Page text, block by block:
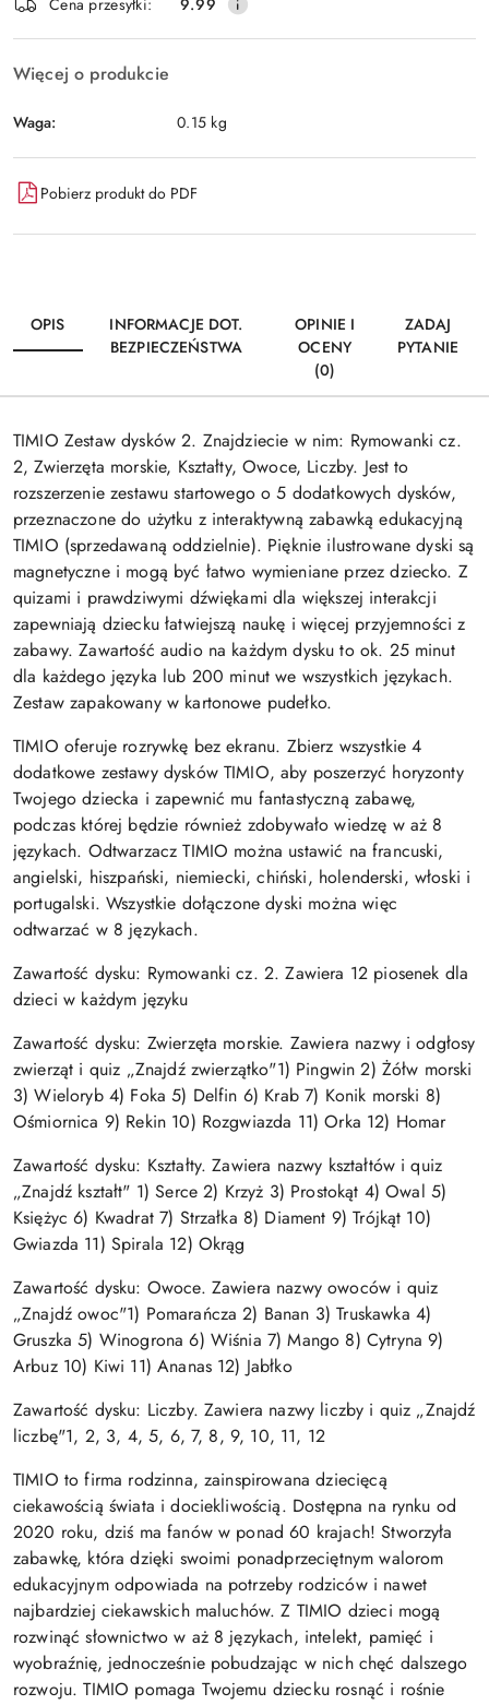
dostawa
Więcej o produkcie
Waga: 0.15 kg
Pobierz produkt do PDF
OPIS
INFORMACJE DOT.
BEZPIECZEŃSTWA
OPINIE I
OCENY
(0)
ZADAJ
PYTANIE
TIMIO Zestaw dysków 2. Znajdziecie w nim: Rymowanki cz.
2, Zwierzęta morskie, Kształty, Owoce, Liczby. Jest to
rozszerzenie zestawu startowego o 5 dodatkowych dysków,
przeznaczone do użytku z interaktywną zabawką edukacyjną
TIMIO (sprzedawaną oddzielnie). Pięknie ilustrowane dyski są
magnetyczne i mogą być łatwo wymieniane przez dziecko. Z
quizami i prawdziwymi dźwiękami dla większej interakcji
zapewniają dziecku łatwiejszą naukę i więcej przyjemności z
zabawy. Zawartość audio na każdym dysku to ok. 25 minut
dla każdego języka lub 200 minut we wszystkich językach.
Zestaw zapakowany w kartonowe pudełko.
TIMIO oferuje rozrywkę bez ekranu. Zbierz wszystkie 4
dodatkowe zestawy dysków TIMIO, aby poszerzyć horyzonty
Twojego dziecka i zapewnić mu fantastyczną zabawę,
podczas której będzie również zdobywało wiedzę w aż 8
językach. Odtwarzacz TIMIO można ustawić na francuski,
angielski, hiszpański, niemiecki, chiński, holenderski, włoski i
portugalski. Wszystkie dołączone dyski można więc
odtwarzać w 8 językach.
Zawartość dysku: Rymowanki cz. 2. Zawiera 12 piosenek dla
dzieci w każdym języku
Zawartość dysku: Zwierzęta morskie. Zawiera nazwy i odgłosy
zwierząt i quiz „Znajdź zwierzątko"1) Pingwin 2) Żółw morski
3) Wieloryb 4) Foka 5) Delfin 6) Krab 7) Konik morski 8)
Ośmiornica 9) Rekin 10) Rozgwiazda 11) Orka 12) Homar
Zawartość dysku: Kształty. Zawiera nazwy kształtów i quiz
„Znajdź kształt" 1) Serce 2) Krzyż 3) Prostokąt 4) Owal 5)
Księżyc 6) Kwadrat 7) Strzałka 8) Diament 9) Trójkąt 10)
Gwiazda 11) Spirala 12) Okrąg
Zawartość dysku: Owoce. Zawiera nazwy owoców i quiz
„Znajdź owoc"1) Pomarańcza 2) Banan 3) Truskawka 4)
Gruszka 5) Winogrona 6) Wiśnia 7) Mango 8) Cytryna 9)
Arbuz 10) Kiwi 11) Ananas 12) Jabłko
Zawartość dysku: Liczby. Zawiera nazwy liczby i quiz „Znajdź
liczbę"1, 2, 3, 4, 5, 6, 7, 8, 9, 10, 11, 12
TIMIO to firma rodzinna, zainspirowana dziecięcą
ciekawością świata i dociekliwością. Dostępna na rynku od
2020 roku, dziś ma fanów w ponad 60 krajach! Stworzyła
zabawkę, która dzięki swoimi ponadprzeciętnym walorom
edukacyjnym odpowiada na potrzeby rodziców i nawet
najbardziej ciekawskich maluchów. Z TIMIO dzieci mogą
rozwinąć słownictwo w aż 8 językach, intelekt, pamięć i
wyobraźnię, jednocześnie pobudzając w nich chęć dalszego
rozwoju. TIMIO pomaga Twojemu dziecku rosnąć i rośnie